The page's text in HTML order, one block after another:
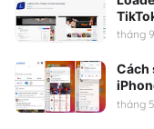
tháng 9
Cách
tháng